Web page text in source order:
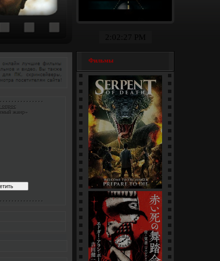
. . . . . . . . . . . . . .
жанр»
. . . . . . . . . . . . . .
Фильмы
Змеи / Da she (1-4 серии)
[многосерийный]